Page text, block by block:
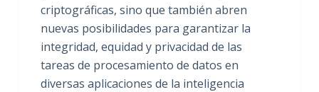
criptográficas, sino que también abren
nuevas posibilidades para garantizar la
integridad, equidad y privacidad de las
tareas de procesamiento de datos en
diversas aplicaciones de la inteligencia